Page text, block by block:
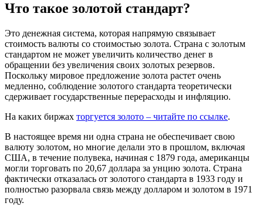
Что такое золотой стандарт?
Это денежная система, которая напрямую связывает
стоимость валюты со стоимостью золота. Страна с золотым
стандартом не может увеличить количество денег в
обращении без увеличения своих золотых резервов.
Поскольку мировое предложение золота растет очень
медленно, соблюдение золотого стандарта теоретически
сдерживает государственные перерасходы и инфляцию.
На каких биржах торгуется золото – читайте по ссылке.
В настоящее время ни одна страна не обеспечивает свою
валюту золотом, но многие делали это в прошлом, включая
США, в течение полувека, начиная с 1879 года, американцы
могли торговать по 20,67 доллара за унцию золота. Страна
фактически отказалась от золотого стандарта в 1933 году и
полностью разорвала связь между долларом и золотом в 1971
году.